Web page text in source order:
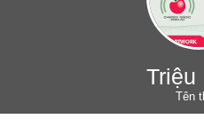
Triệu
Tên